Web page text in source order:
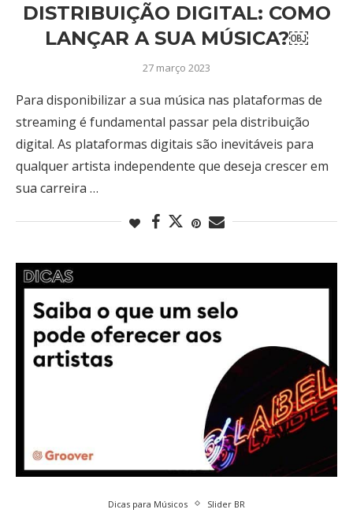
DISTRIBUIÇÃO DIGITAL: COMO
LANÇAR A SUA MÚSICA?￼
27 março 2023
Para disponibilizar a sua música nas plataformas de
streaming é fundamental passar pela distribuição
digital. As plataformas digitais são inevitáveis para
qualquer artista independente que deseja crescer em
sua carreira …
Dicas para Músicos Slider BR